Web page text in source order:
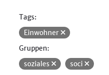
Tags:
Einwohner
Gruppen:
soziales
soci